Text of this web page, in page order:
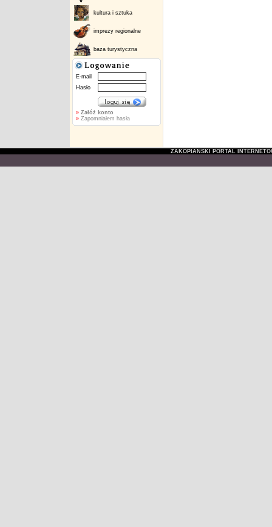
kultura i sztuka
imprezy regionalne
baza turystyczna
E-mail
Hasło
» Załóż konto
»Zapomniałem hasła
ZAKOPIAŃSKI PORTAL